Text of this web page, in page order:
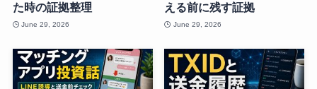
た時の証拠整理
June 29, 2026
える前に残す証拠
June 29, 2026